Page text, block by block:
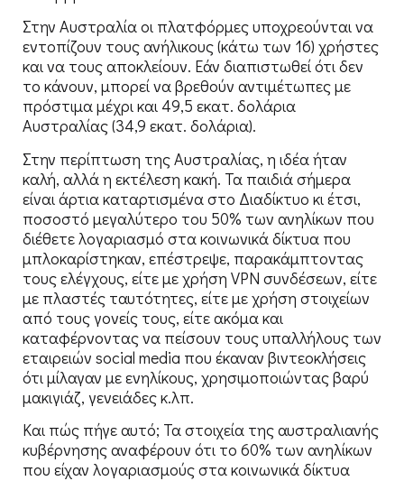
Στην Αυστραλία οι πλατφόρμες υποχρεούνται να
εντοπίζουν τους ανήλικους (κάτω των 16) χρήστες
και να τους αποκλείουν. Εάν διαπιστωθεί ότι δεν
το κάνουν, μπορεί να βρεθούν αντιμέτωπες με
πρόστιμα μέχρι και 49,5 εκατ. δολάρια
Αυστραλίας (34,9 εκατ. δολάρια).
Στην περίπτωση της Αυστραλίας, η ιδέα ήταν
καλή, αλλά η εκτέλεση κακή. Τα παιδιά σήμερα
είναι άρτια καταρτισμένα στο Διαδίκτυο κι έτσι,
ποσοστό μεγαλύτερο του 50% των ανηλίκων που
διέθετε λογαριασμό στα κοινωνικά δίκτυα που
μπλοκαρίστηκαν, επέστρεψε, παρακάμπτοντας
τους ελέγχους, είτε με χρήση VPN συνδέσεων, είτε
με πλαστές ταυτότητες, είτε με χρήση στοιχείων
από τους γονείς τους, είτε ακόμα και
καταφέρνοντας να πείσουν τους υπαλλήλους των
εταιρειών social media που έκαναν βιντεοκλήσεις
ότι μίλαγαν με ενηλίκους, χρησιμοποιώντας βαρύ
μακιγιάζ, γενειάδες κ.λπ.
Και πώς πήγε αυτό; Τα στοιχεία της αυστραλιανής
κυβέρνησης αναφέρουν ότι το 60% των ανηλίκων
που είχαν λογαριασμούς στα κοινωνικά δίκτυα